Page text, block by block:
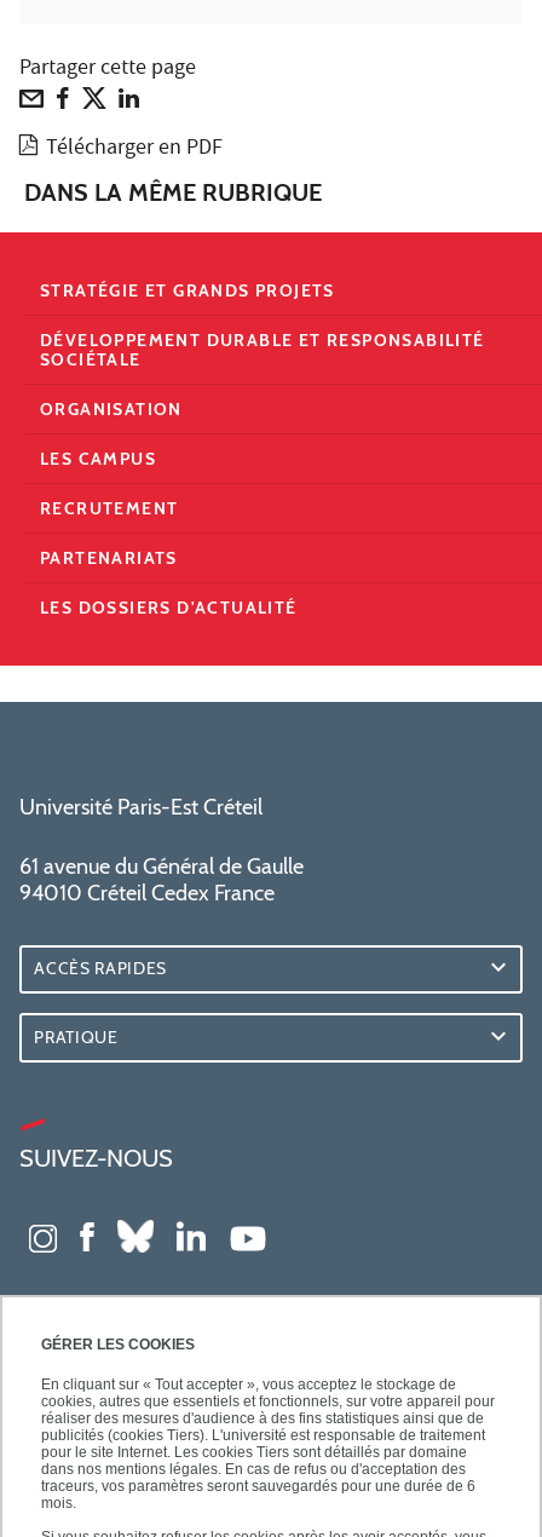
GÉRER LES COOKIES
En cliquant sur « Tout accepter », vous acceptez le stockage de
cookies, autres que essentiels et fonctionnels, sur votre appareil pour
réaliser des mesures d'audience à des fins statistiques ainsi que de
publicités (cookies Tiers). L'université est responsable de traitement
pour le site Internet. Les cookies Tiers sont détaillés par domaine
dans nos mentions légales. En cas de refus ou d'acceptation des
traceurs, vos paramètres seront sauvegardés pour une durée de 6
mois.
Partager cette page
Télécharger en PDF
DANS LA MÊME RUBRIQUE
STRATÉGIE ET GRANDS PROJETS
DÉVELOPPEMENT DURABLE ET RESPONSABILITÉ
SOCIÉTALE
ORGANISATION
LES CAMPUS
RECRUTEMENT
PARTENARIATS
LES DOSSIERS D'ACTUALITÉ
Université Paris-Est Créteil
61 avenue du Général de Gaulle
94010 Créteil Cedex France
ACCÈS RAPIDES
PRATIQUE
SUIVEZ-NOUS